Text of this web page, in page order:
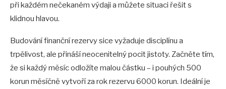
při každém nečekaném výdaji a můžete situaci řešit s
klidnou hlavou.
Budování finanční rezervy sice vyžaduje disciplínu a
trpělivost, ale přináší neocenitelný pocit jistoty. Začněte tím,
že si každý měsíc odložíte malou částku – i pouhých 500
korun měsíčně vytvoří za rok rezervu 6000 korun. Ideální je